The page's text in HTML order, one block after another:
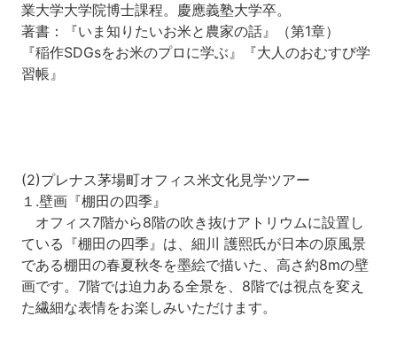
業大学大学院博士課程。慶應義塾大学卒。
著書：『いま知りたいお米と農家の話』（第1章）
『稲作SDGsをお米のプロに学ぶ』『大人のおむすび学
習帳』
(2)プレナス茅場町オフィス米文化見学ツアー
１.壁画『棚田の四季』
オフィス7階から8階の吹き抜けアトリウムに設置し
ている『棚田の四季』は、細川 護熙氏が日本の原風景
である棚田の春夏秋冬を墨絵で描いた、高さ約8mの壁
画です。7階では迫力ある全景を、8階では視点を変え
た繊細な表情をお楽しみいただけます。